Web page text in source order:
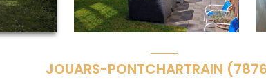
JOUARS-PONTCHARTRAIN